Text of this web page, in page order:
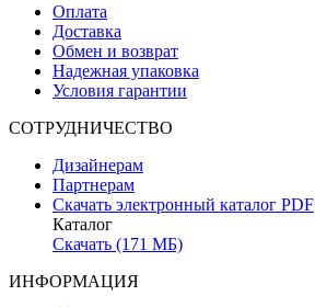
Оплата
Доставка
Обмен и возврат
Надежная упаковка
Условия гарантии
СОТРУДНИЧЕСТВО
Дизайнерам
Партнерам
Скачать электронный каталог PDF
Каталог
Скачать (171 МБ)
ИНФОРМАЦИЯ